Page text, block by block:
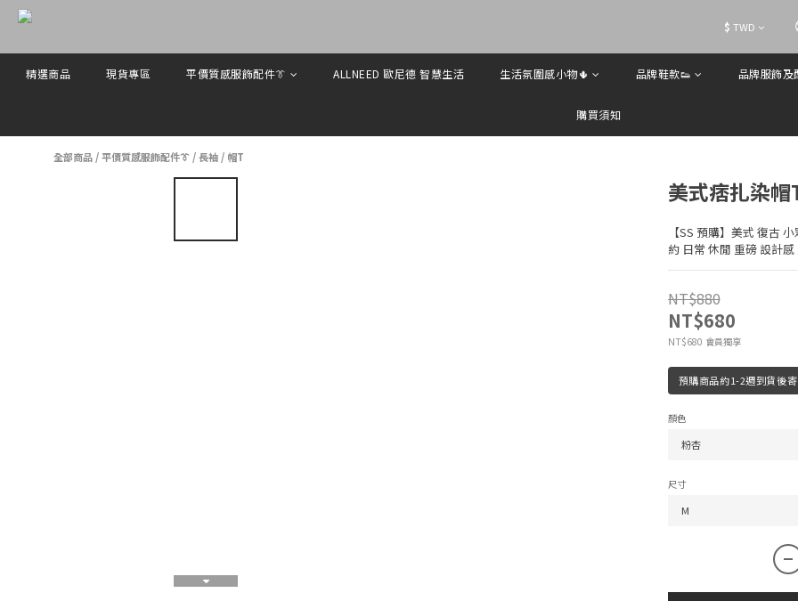
$ TWD
精選商品 現貨專區 平價質感服飾配件👔 ALLNEED 歐尼德 智慧生活 生活氛圍感小物🌵 品牌鞋款👟 品牌服飾及
購買須知
全部商品 /平價質感服飾配件👔 /長袖 / 帽T
美式痞扎染帽
【SS 預購】美式 復古
約 日常 休閒 重磅 設計感
NT$880
NT$680
NT$680 會員獨享
預購商品約1-2週到貨後
顏色
尺寸